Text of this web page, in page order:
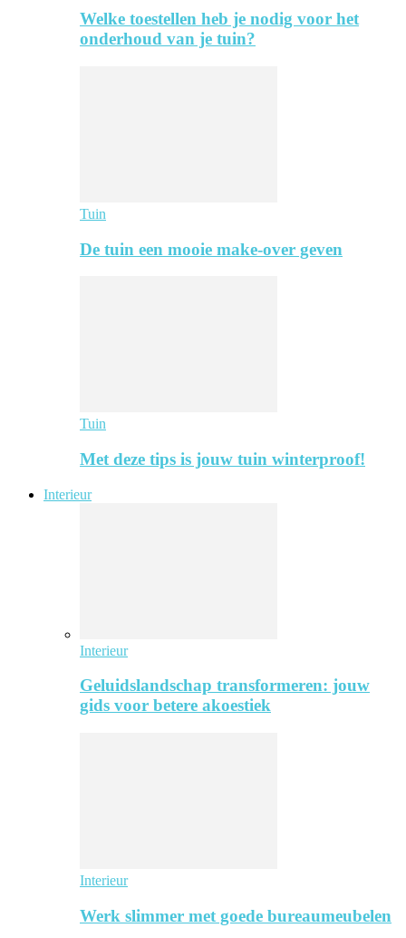
Welke toestellen heb je nodig voor het
onderhoud van je tuin?
Tuin
De tuin een mooie make-over geven
Tuin
Met deze tips is jouw tuin winterproof!
Interieur
Interieur
Geluidslandschap transformeren: jouw
gids voor betere akoestiek
Interieur
Werk slimmer met goede bureaumeubelen